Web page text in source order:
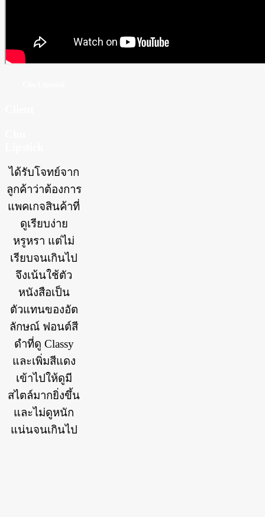
ได้รับโจทย์จาก
ลูกค้าว่าต้องการ
แพคเกจสินค้าที่
ดูเรียบง่าย
หรูหรา แต่ไม่
เรียบจนเกินไป
จึงเน้นใช้ตัว
หนังสือเป็น
ตัวแทนของอัต
ลักษณ์ ฟอนต์สี
ดำที่ดู Classy
และเพิ่มสีแดง
เข้าไปให้ดูมี
สไตล์มากยิ่งขึ้น
และไม่ดูหนัก
แน่นจนเกินไป